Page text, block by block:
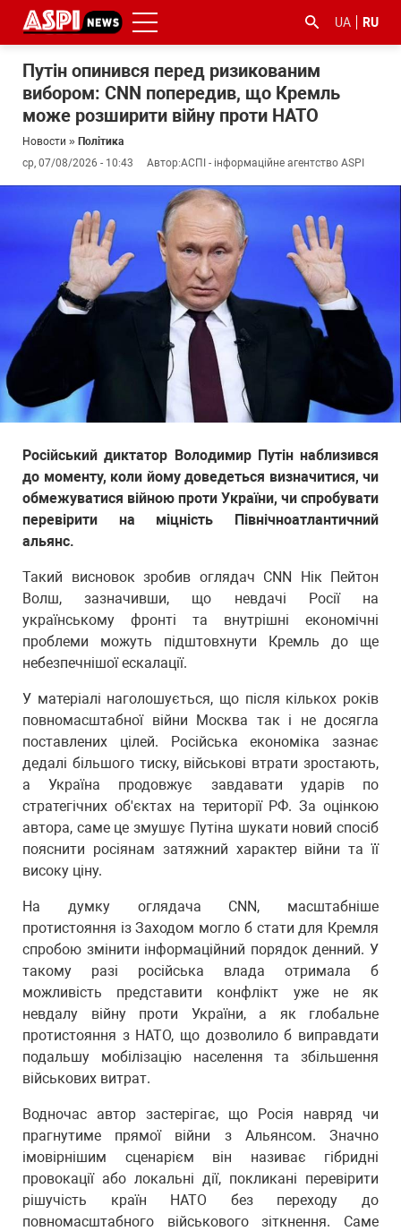
UA RU
Путін опинився перед ризикованим
вибором: CNN попередив, що Кремль
може розширити війну проти НАТО
Новости » Політика
ср, 07/08/2026 - 10:43
Автор:АСПІ - інформаційне агентство ASPI
Російський диктатор Володимир Путін наблизився
до моменту, коли йому доведеться визначитися, чи
обмежуватися війною проти України, чи спробувати
перевірити на міцність Північноатлантичний
альянс.
Такий висновок зробив оглядач CNN Нік Пейтон
Волш, зазначивши, що невдачі Росії на
українському фронті та внутрішні економічні
проблеми можуть підштовхнути Кремль до ще
небезпечнішої ескалації.
У матеріалі наголошується, що після кількох років
повномасштабної війни Москва так і не досягла
поставлених цілей. Російська економіка зазнає
дедалі більшого тиску, військові втрати зростають,
а Україна продовжує завдавати ударів по
стратегічних об'єктах на території РФ. За оцінкою
автора, саме це змушує Путіна шукати новий спосіб
пояснити росіянам затяжний характер війни та її
високу ціну.
На думку оглядача CNN, масштабніше
протистояння із Заходом могло б стати для Кремля
спробою змінити інформаційний порядок денний. У
такому разі російська влада отримала б
можливість представити конфлікт уже не як
невдалу війну проти України, а як глобальне
протистояння з НАТО, що дозволило б виправдати
подальшу мобілізацію населення та збільшення
військових витрат.
Водночас автор застерігає, що Росія навряд чи
прагнутиме прямої війни з Альянсом. Значно
імовірнішим сценарієм він називає гібридні
провокації або локальні дії, покликані перевірити
рішучість країн НАТО без переходу до
повномасштабного військового зіткнення. Саме
корупцією
#гфс #Киев